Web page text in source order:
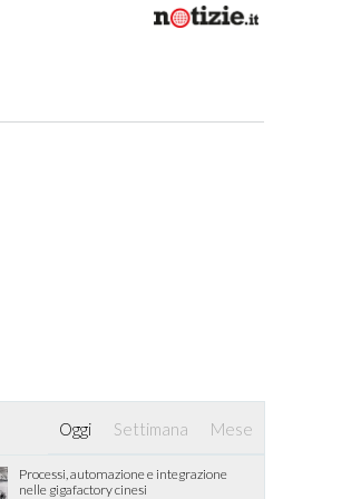
Oggi Settimana Mese
Processi, automazione e integrazione
nelle gigafactory cinesi